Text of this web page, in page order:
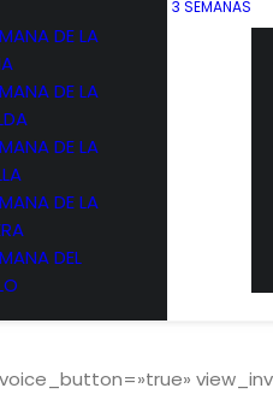
DE LA
DE LA
DE LA
DE LA
DEL
3 SEMANAS